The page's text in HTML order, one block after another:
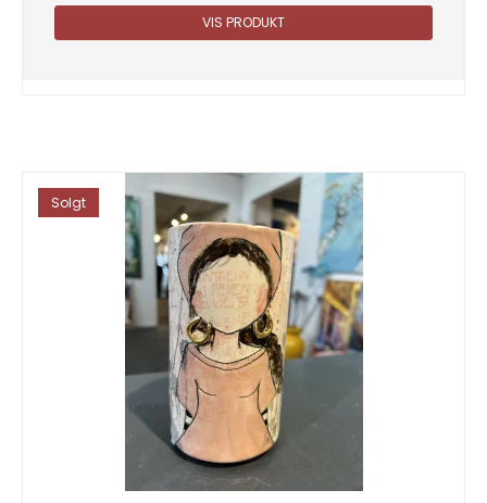
VIS PRODUKT
Solgt